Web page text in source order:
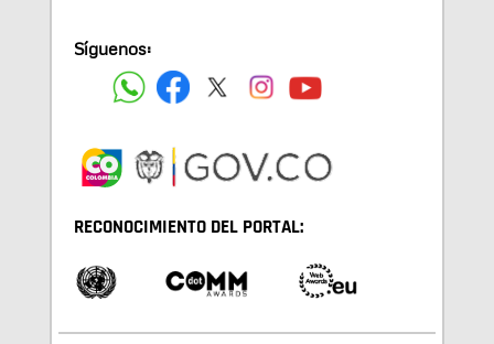
Síguenos:
RECONOCIMIENTO DEL PORTAL: